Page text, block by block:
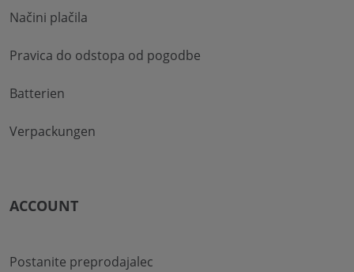
Načini plačila
Pravica do odstopa od pogodbe
Batterien
Verpackungen
ACCOUNT
Postanite preprodajalec